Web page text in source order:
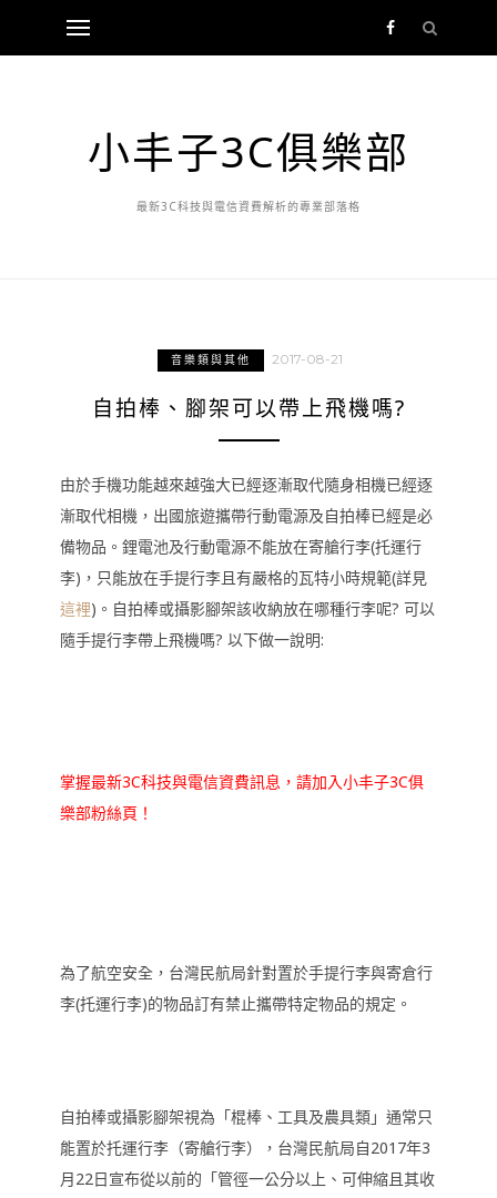
小丰子3C俱樂部
最新3C科技與電信資費解析的專業部落格
音樂類與其他 2017-08-21
自拍棒、腳架可以帶上飛機嗎?
由於手機功能越來越強大已經逐漸取代隨身相機已經逐
漸取代相機，出國旅遊攜帶行動電源及自拍棒已經是必
備物品。鋰電池及行動電源不能放在寄艙行李(托運行
李)，只能放在手提行李且有嚴格的瓦特小時規範(詳見
這裡)。自拍棒或攝影腳架該收納放在哪種行李呢? 可以
隨手提行李帶上飛機嗎? 以下做一說明:
掌握最新3C科技與電信資費訊息，請加入小丰子3C俱
樂部粉絲頁！
為了航空安全，台灣民航局針對置於手提行李與寄倉行
李(托運行李)的物品訂有禁止攜帶特定物品的規定。
自拍棒或攝影腳架視為「棍棒、工具及農具類」通常只
能置於托運行李（寄艙行李），台灣民航局自2017年3
月22日宣布從以前的「管徑一公分以上、可伸縮且其收